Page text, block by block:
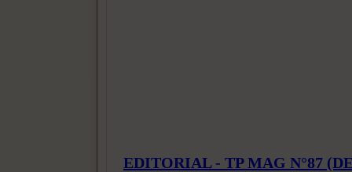
EDITORIAL - TP MAG N°87